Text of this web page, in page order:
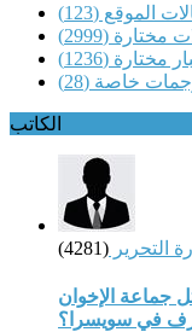
الموقع (123)
مختارة (2999)
مختارة (1236)
خاصة (28)
الكاتب
التحرير (4281)
جماعة الإخوان
في سويسرا؟